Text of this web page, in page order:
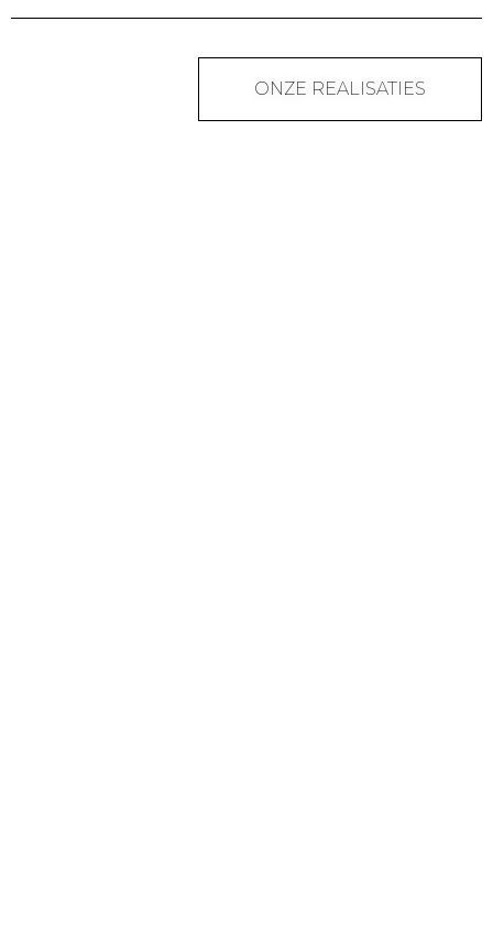
ONZE REALISATIES